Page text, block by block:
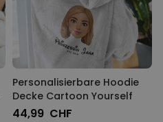
Personalisierbare Hoodie
Decke Cartoon Yourself
44,99 CHF